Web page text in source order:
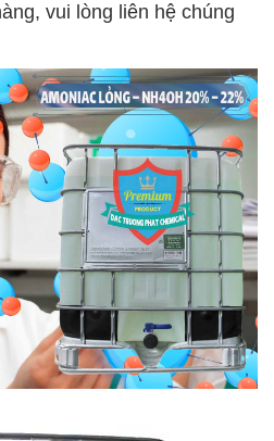
vui lòng liên hệ chúng